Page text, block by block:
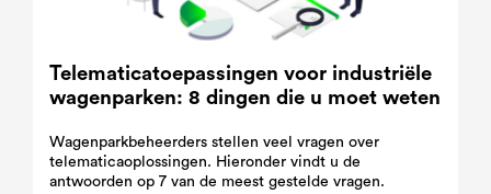
Telematicatoepassingen voor industriële
wagenparken: 8 dingen die u moet weten
Wagenparkbeheerders stellen veel vragen over
telematicaoplossingen. Hieronder vindt u de
antwoorden op 7 van de meest gestelde vragen.